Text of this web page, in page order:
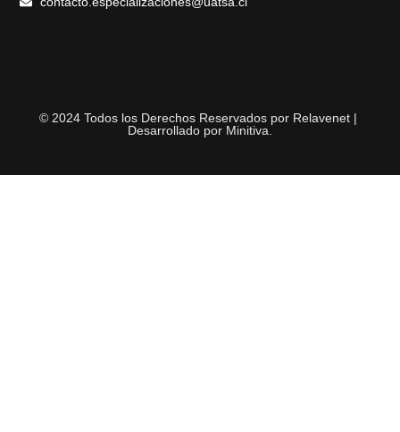
© 2024 Todos los Derechos Reservados por Relavenet |
Desarrollado por Minitiva